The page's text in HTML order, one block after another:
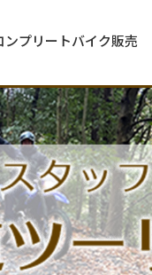
ンプリートバイク販売